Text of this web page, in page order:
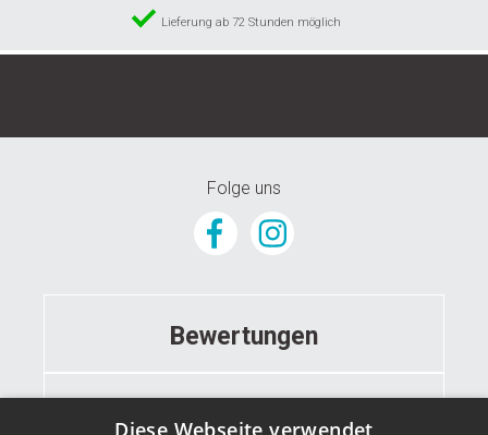
Lieferung ab 72 Stunden möglich
Folge uns
Bewertungen
Informationen
Diese Webseite verwendet